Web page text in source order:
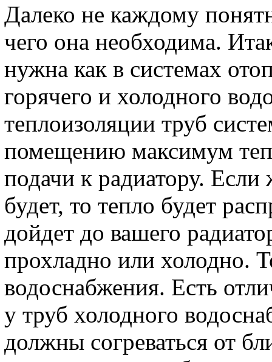
Далеко не каждому
чего она необходима.
нужна как в системах
горячего и холодного
теплоизоляции труб
помещению максимум
подачи к радиатору.
будет, то тепло будет
дойдет до вашего
прохладно или холодно.
водоснабжения. Есть
у труб холодного
должны согреваться от